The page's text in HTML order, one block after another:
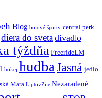
Blog bojové športy central perk
diera do sveta divadlo
týždňa FreerideLM
hokej hudba Jasná jedlo
Mara LiptovZije Nezaradené